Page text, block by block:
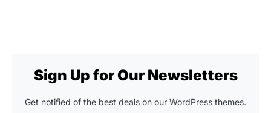
Sign Up for Our Newsletters
Get notified of the best deals on our WordPress themes.